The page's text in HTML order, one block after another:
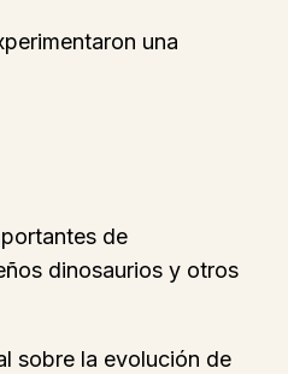
una
de
dinosaurios y otros
sobre la evolución de